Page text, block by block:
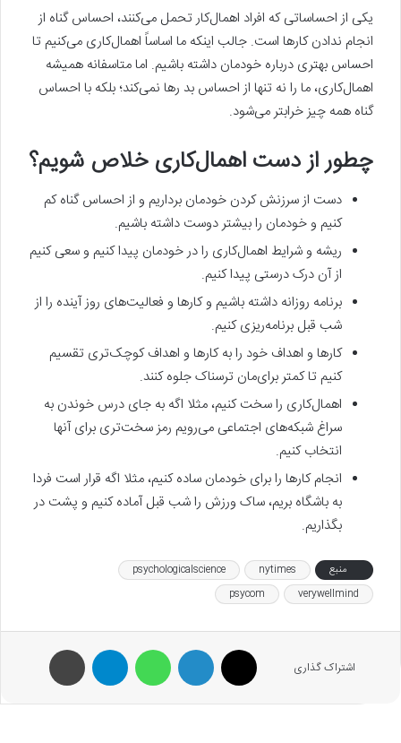
یکی از احساساتی که افراد اهمال‌کار تحمل می‌کنند، احساس گناه از
انجام ندادن کارها است. جالب اینکه ما اساساً اهمال‌کاری می‌کنیم تا
احساس بهتری درباره خودمان داشته باشیم. اما متاسفانه همیشه
اهمال‌کاری، ما را نه تنها از احساس بد رها نمی‌کند؛ بلکه با احساس
گناه همه چیز خرابتر می‌شود.
چطور از دست اهمال‌کاری خلاص شویم؟
دست از سرزنش کردن خودمان برداریم و از احساس گناه کم
کنیم و خودمان را بیشتر دوست داشته باشیم.
ریشه و شرایط اهمال‌کاری را در خودمان پیدا کنیم و سعی کنیم
از آن درک درستی پیدا کنیم.
برنامه روزانه داشته باشیم و کارها و فعالیت‌های روز آینده را از
شب قبل برنامه‌ریزی کنیم.
کارها و اهداف خود را به کارها و اهداف کوچک‌تری تقسیم
کنیم تا کمتر برای‌مان ترسناک جلوه کنند.
اهمال‌کاری را سخت کنیم، مثلا اگه به جای درس خوندن به
سراغ شبکه‌های اجتماعی می‌رویم رمز سخت‌تری برای آنها
انتخاب کنیم.
انجام کارها را برای خودمان ساده کنیم، مثلا اگه قرار است فردا
به باشگاه بریم، ساک ورزش را شب قبل آماده کنیم و پشت در
بگذاریم.
منبع nytimes
psychologicalscience
verywellmind
psycom
اشتراک گذاری